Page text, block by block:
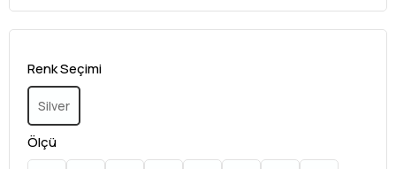
Renk Seçimi
Silver
Ölçü